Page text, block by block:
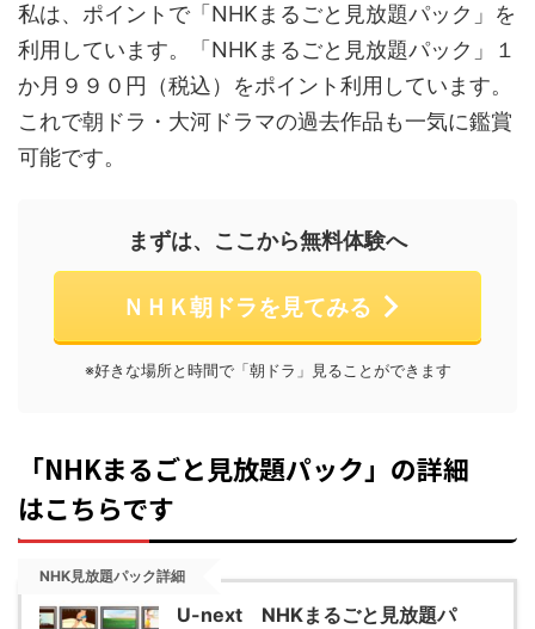
私は、ポイントで「NHKまるごと見放題パック」を
利用しています。「NHKまるごと見放題パック」１
か月９９０円（税込）をポイント利用しています。
これで朝ドラ・大河ドラマの過去作品も一気に鑑賞
可能です。
まずは、ここから無料体験へ
ＮＨＫ朝ドラを見てみる
※好きな場所と時間で「朝ドラ」見ることができます
「NHKまるごと見放題パック」の詳細
はこちらです
NHK見放題パック詳細
U-next NHKまるごと見放題パ